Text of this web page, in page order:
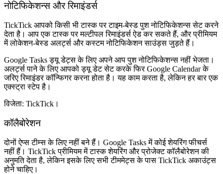
नोटिफिकेशन्स और रिमाइंडर्स
TickTick आपको किसी भी टास्क पर टाइम-बेस्ड पुश नोटिफिकेशन्स सेट करने
देता है। आप एक टास्क पर मल्टीपल रिमाइंडर्स ऐड कर सकते हैं, और प्रीमियम
में लोकेशन-बेस्ड अलर्ट्स और कस्टम नोटिफिकेशन साउंड्स जुड़ते हैं।
Google Tasks ड्यू डेट्स के लिए अपने आप पुश नोटिफिकेशन्स नहीं भेजता।
अलर्ट्स पाने के लिए आपको ड्यू डेट सेट करके फिर Google Calendar के
जरिए रिमाइंडर कॉन्फिगर करना होता है। यह काम करता है, लेकिन हर बार एक
एक्स्ट्रा स्टेप है।
विजेता: TickTick।
कॉलैबोरेशन
दोनों ऐप्स टीम्स के लिए नहीं बने हैं। Google Tasks में कोई शेयरिंग फीचर्स
नहीं हैं। TickTick प्रीमियम में टास्क शेयरिंग और प्रोजेक्ट कॉलैबोरेशन की
अनुमति देता है, लेकिन इसके लिए सभी टीममेट्स के पास TickTick अकाउंट्स
होने चाहिए।